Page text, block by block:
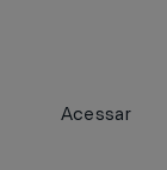
Acessar